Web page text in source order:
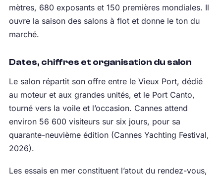
mètres, 680 exposants et 150 premières mondiales. Il
ouvre la saison des salons à flot et donne le ton du
marché.
Dates, chiffres et organisation du salon
Le salon répartit son offre entre le Vieux Port, dédié
au moteur et aux grandes unités, et le Port Canto,
tourné vers la voile et l’occasion. Cannes attend
environ 56 600 visiteurs sur six jours, pour sa
quarante-neuvième édition (Cannes Yachting Festival,
2026).
Les essais en mer constituent l’atout du rendez-vous,